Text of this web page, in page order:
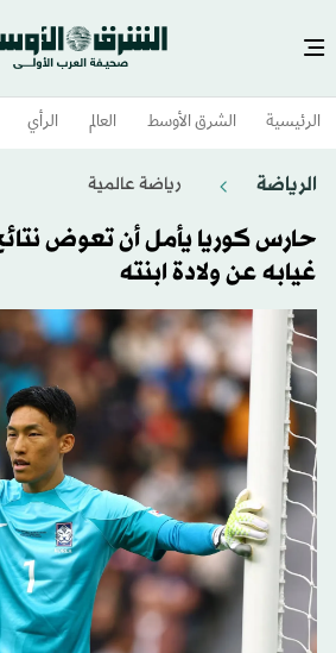
الرئيسية الشرق الأوسط​ العالم الرأي
الرياضة رياضة عالمية
حارس كوريا يأمل أن تعوض
غيابه عن ولادة ابنته